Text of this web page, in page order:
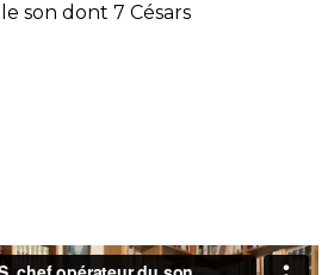
son dont 7 Césars